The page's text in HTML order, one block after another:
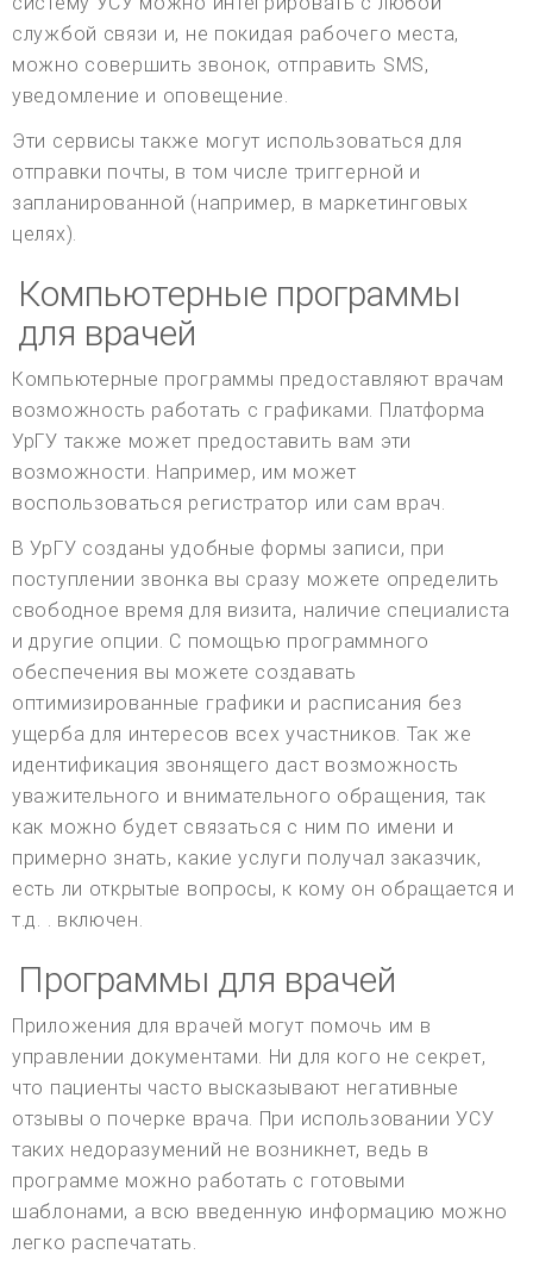
службой связи и, не покидая рабочего места,
можно совершить звонок, отправить SMS,
уведомление и оповещение.
Эти сервисы также могут использоваться для
отправки почты, в том числе триггерной и
запланированной (например, в маркетинговых
целях).
Компьютерные программы
для врачей
Компьютерные программы предоставляют врачам
возможность работать с графиками. Платформа
УрГУ также может предоставить вам эти
возможности. Например, им может
воспользоваться регистратор или сам врач.
В УрГУ созданы удобные формы записи, при
поступлении звонка вы сразу можете определить
свободное время для визита, наличие специалиста
и другие опции. С помощью программного
обеспечения вы можете создавать
оптимизированные графики и расписания без
ущерба для интересов всех участников. Так же
идентификация звонящего даст возможность
уважительного и внимательного обращения, так
как можно будет связаться с ним по имени и
примерно знать, какие услуги получал заказчик,
есть ли открытые вопросы, к кому он обращается и
т.д. . включен.
Программы для врачей
Приложения для врачей могут помочь им в
управлении документами. Ни для кого не секрет,
что пациенты часто высказывают негативные
отзывы о почерке врача. При использовании УСУ
таких недоразумений не возникнет, ведь в
программе можно работать с готовыми
шаблонами, а всю введенную информацию можно
легко распечатать.